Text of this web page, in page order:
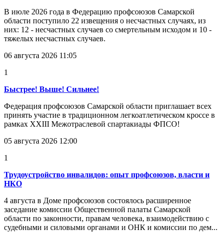
В июле 2026 года в Федерацию профсоюзов Самарской
области поступило 22 извещения о несчастных случаях, из
них: 12 - несчастных случаев со смертельным исходом и 10 -
тяжелых несчастных случаев.
06 августа 2026 11:05
1
Быстрее! Выше! Сильнее!
Федерация профсоюзов Самарской области приглашает всех
принять участие в традиционном легкоатлетическом кроссе в
рамках XXIII Межотраслевой спартакиады ФПСО!
05 августа 2026 12:00
1
Трудоустройство инвалидов: опыт профсоюзов, власти и
НКО
4 августа в Доме профсоюзов состоялось расширенное
заседание комиссии Общественной палаты Самарской
области по законности, правам человека, взаимодействию с
судебными и силовыми органами и ОНК и комиссии по дем...